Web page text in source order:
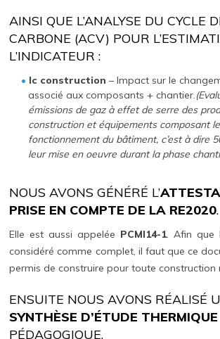
AINSI QUE L’ANALYSE DU CYCLE
CARBONE (ACV) POUR
L’INDICATEUR :
Ic construction – Impact sur le
associé aux composants + chantier.
émissions de gaz à effet de serre des
construction et équipements composant
fonctionnement du bâtiment, c’est à dire
leur mise en oeuvre durant la phase
NOUS AVONS GÉNÉRÉ L’
PRISE EN COMPTE DE LA RE2020.
Elle est aussi appelée PCMI14-1. Afin que
considéré comme complet, il faut que ce
permis de construire pour toute construction
ENSUITE NOUS AVONS RÉALISÉ
SYNTHÈSE D’ÉTUDE THERMIQUE
PÉDAGOGIQUE.